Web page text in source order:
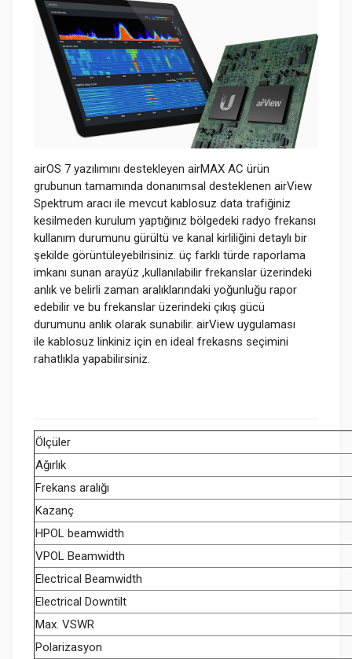
airOS 7 yazılımını destekleyen airMAX AC ürün
grubunun tamamında donanımsal desteklenen airView
Spektrum aracı ile mevcut kablosuz data trafiğiniz
kesilmeden kurulum yaptığınız bölgedeki radyo frekansı
kullanım durumunu gürültü ve kanal kirliliğini detaylı bir
şekilde görüntüleyebilrisiniz. üç farklı türde raporlama
imkanı sunan arayüz ,kullanılabilir frekanslar üzerindeki
anlık ve belirli zaman aralıklarındaki yoğunluğu rapor
edebilir ve bu frekanslar üzerindeki çıkış gücü
durumunu anlık olarak sunabilir. airView uygulaması
ile kablosuz linkiniz için en ideal frekasns seçimini
rahatlıkla yapabilirsiniz.
Ölçüler
Ağırlık
Frekans aralığı
Kazanç
HPOL beamwidth
VPOL Beamwidth
Electrical Beamwidth
Electrical Downtilt
Max. VSWR
Polarizasyon